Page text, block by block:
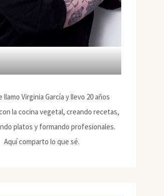
llamo Virginia García y llevo 20 años
la cocina vegetal, creando recetas,
platos y formando profesionales.
Aquí comparto lo que sé.